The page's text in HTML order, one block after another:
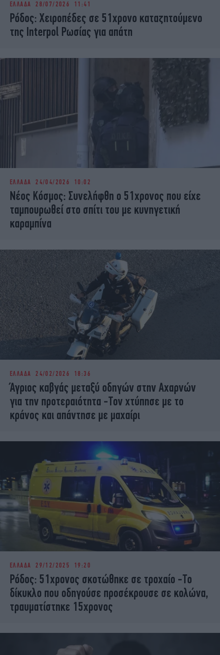
iBOOKS
OSCARS
THE OCEAN
MEDIA
ELAMEFORA
NEWSLETTER
ΕΛΛΑΔΑ 28/07/2026 11:41
Ρόδος: Χειροπέδες σε 51χρονο καταζητούμενο
της Interpol Ρωσίας για απάτη
ΕΛΛΑΔΑ 24/04/2026 10:02
Νέος Κόσμος: Συνελήφθη ο 51χρονος που είχε
ταμπουρωθεί στο σπίτι του με κυνηγετική
καραμπίνα
ΕΛΛΑΔΑ 24/02/2026 18:36
Άγριος καβγάς μεταξύ οδηγών στην Αχαρνών
για την προτεραιότητα -Τον χτύπησε με το
κράνος και απάντησε με μαχαίρι
ΕΛΛΑΔΑ 29/12/2025 19:20
Ρόδος: 51χρονος σκοτώθηκε σε τροχαίο -Το
δίκυκλο που οδηγούσε προσέκρουσε σε κολώνα,
τραυματίστηκε 15χρονος